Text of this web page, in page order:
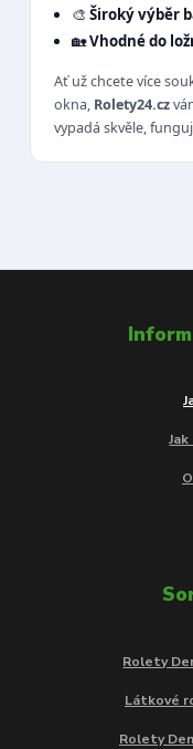
🎨 Široký výběr
🏡Vhodné do
Ať už chcete více
okna, Rolety24.cz
vypadá skvěle,
Rolety
Látkové
Rolety